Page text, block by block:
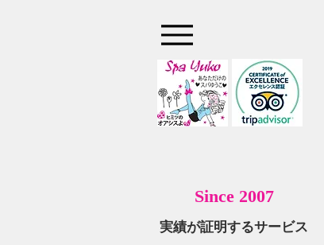
Since 2007
実績が証明するサービス